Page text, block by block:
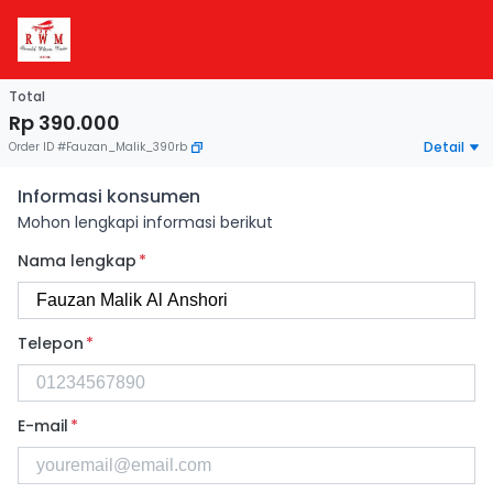
Total
Rp 390.000
Order ID #Fauzan_Malik_390rb Detail
Informasi konsumen
Mohon lengkapi informasi berikut
Nama lengkap *
Telepon *
E-mail *